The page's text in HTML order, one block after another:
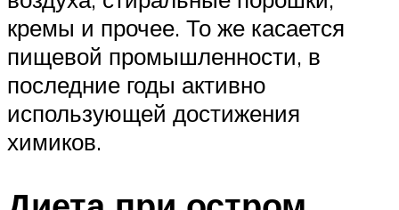
кремы и прочее. То же касается
пищевой промышленности, в
последние годы активно
использующей достижения
химиков.